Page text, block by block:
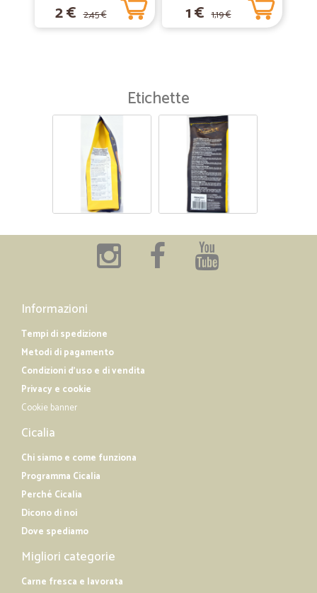
2 € 2,45 € 1 € 1,19 €
Etichette
Informazioni
Tempi di spedizione
Metodi di pagamento
Condizioni d'uso e di vendita
Privacy e cookie
Cookie banner
Cicalia
Chi siamo e come funziona
Programma Cicalia
Perché Cicalia
Dicono di noi
Dove spediamo
Migliori categorie
Carne fresca e lavorata